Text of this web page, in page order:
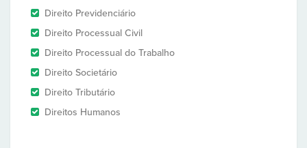
Direito Previdenciário
Direito Processual Civil
Direito Processual do Trabalho
Direito Societário
Direito Tributário
Direitos Humanos